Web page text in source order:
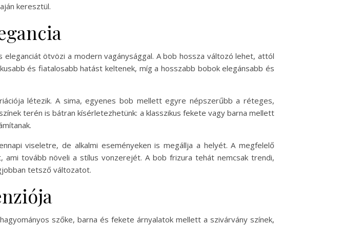
keresztül.
ötvözi a modern vagánysággal. A bob hossza változó lehet, attól
és fiatalosabb hatást keltenek, míg a hosszabb bobok elegánsabb és
létezik. A sima, egyenes bob mellett egyre népszerűbb a réteges,
terén is bátran kísérletezhetünk: a klasszikus fekete vagy barna mellett
viseletre, de alkalmi eseményeken is megállja a helyét. A megfelelő
tovább növeli a stílus vonzerejét. A bob frizura tehát nemcsak trendi,
tetsző változatot.
szőke, barna és fekete árnyalatok mellett a szivárvány színek,